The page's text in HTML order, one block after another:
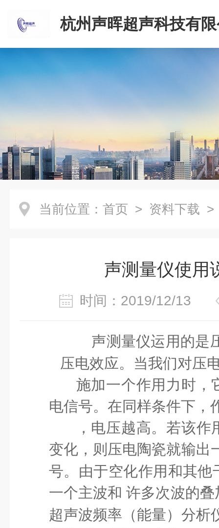
杭州声晖超声科技有
当前位置： 首页 > 资料下载 >
声测量仪使用
时间：2019/12/13
声测量仪运用的是
压电效应。当我们对压
施加一个作用力时，
电信号。在同样条件下，
，电压越高。若该
变化，则压电陶瓷就输出
号。由于空化作用和其
一个主波和 许多次波的
超声波频率（能量）分析